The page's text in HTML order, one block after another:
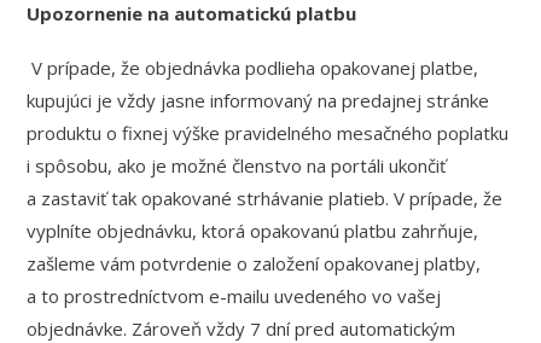
Upozornenie na automatickú platbu
V prípade, že objednávka podlieha opakovanej platbe,
kupujúci je vždy jasne informovaný na predajnej stránke
produktu o fixnej výške pravidelného mesačného poplatku
i spôsobu, ako je možné členstvo na portáli ukončiť
a zastaviť tak opakované strhávanie platieb. V prípade, že
vyplníte objednávku, ktorá opakovanú platbu zahrňuje,
zašleme vám potvrdenie o založení opakovanej platby,
a to prostredníctvom e-mailu uvedeného vo vašej
objednávke. Zároveň vždy 7 dní pred automatickým